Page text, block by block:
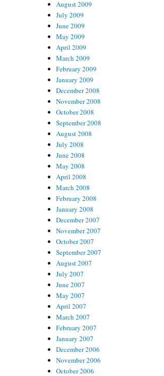
August 2009
July 2009
June 2009
May 2009
April 2009
March 2009
February 2009
January 2009
December 2008
November 2008
October 2008
September 2008
August 2008
July 2008
June 2008
May 2008
April 2008
March 2008
February 2008
January 2008
December 2007
November 2007
October 2007
September 2007
August 2007
July 2007
June 2007
May 2007
April 2007
March 2007
February 2007
January 2007
December 2006
November 2006
October 2006